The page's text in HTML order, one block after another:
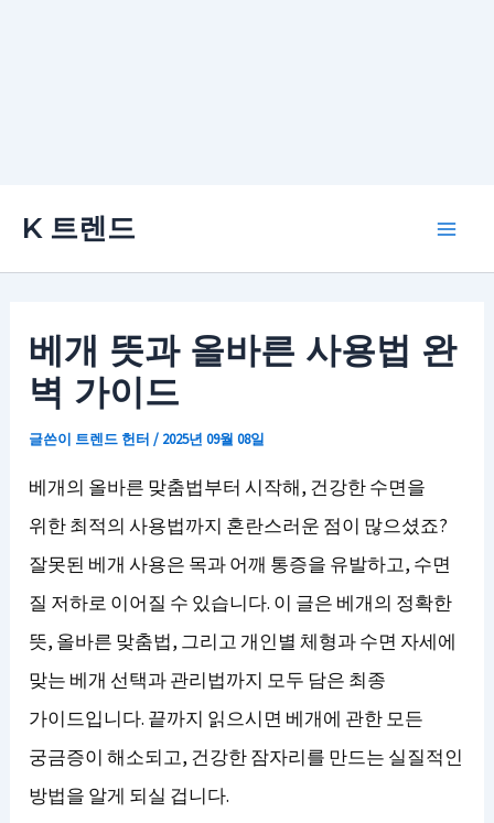
K 트렌드
베개 뜻과 올바른 사용법 완
벽 가이드
글쓴이 트렌드 헌터/ 2025년 09월 08일
베개의 올바른 맞춤법부터 시작해, 건강한 수면을
위한 최적의 사용법까지 혼란스러운 점이 많으셨죠?
잘못된 베개 사용은 목과 어깨 통증을 유발하고, 수면
질 저하로 이어질 수 있습니다. 이 글은 베개의 정확한
뜻, 올바른 맞춤법, 그리고 개인별 체형과 수면 자세에
맞는 베개 선택과 관리법까지 모두 담은 최종
가이드입니다. 끝까지 읽으시면 베개에 관한 모든
궁금증이 해소되고, 건강한 잠자리를 만드는 실질적인
방법을 알게 되실 겁니다.